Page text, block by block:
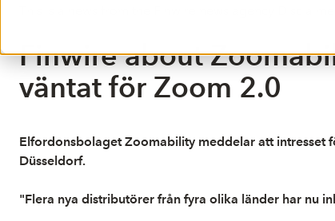
Finwire about
väntat för Zoom 2.0
Elfordonsbolaget Zoomability meddelar att intresset
Düsseldorf.
"Flera nya distributörer från fyra olika länder har nu